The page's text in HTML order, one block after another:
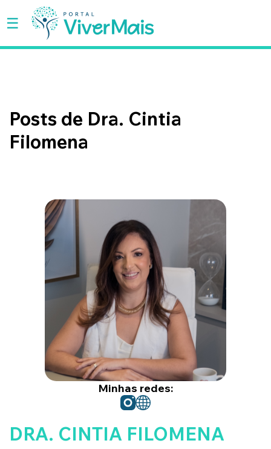
☰
ESTAR
BELEZA
MULHER
FAMÍLIA
ALIMENTAÇÃO
FITNESS
ESPECIALISTAS
POSTS
Posts de Dra. Cintia
Filomena
Minhas redes:
DRA. CINTIA FILOMENA